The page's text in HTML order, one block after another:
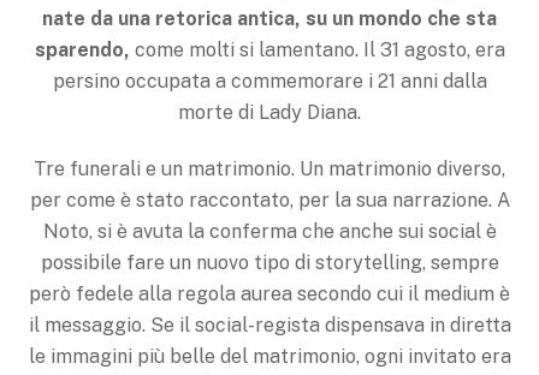
nate da una retorica antica, su un mondo che sta
sparendo, come mol­ti si lamentano. Il 31 agosto, era
per­sino occupata a commemorare i 21 anni dalla
morte di Lady Diana.
Tre funerali e un matrimonio. Un matrimonio diverso,
per come è stato raccontato, per la sua narrazione. A
Noto, si è avuta la conferma che anche sui social è
possibile fare un nuovo tipo di storytelling, sempre
però fedele alla regola aurea secon­do cui il medium è
il messaggio. Se il social-regista dispensava in diretta
le immagini più belle del matrimonio, ogni invitato era